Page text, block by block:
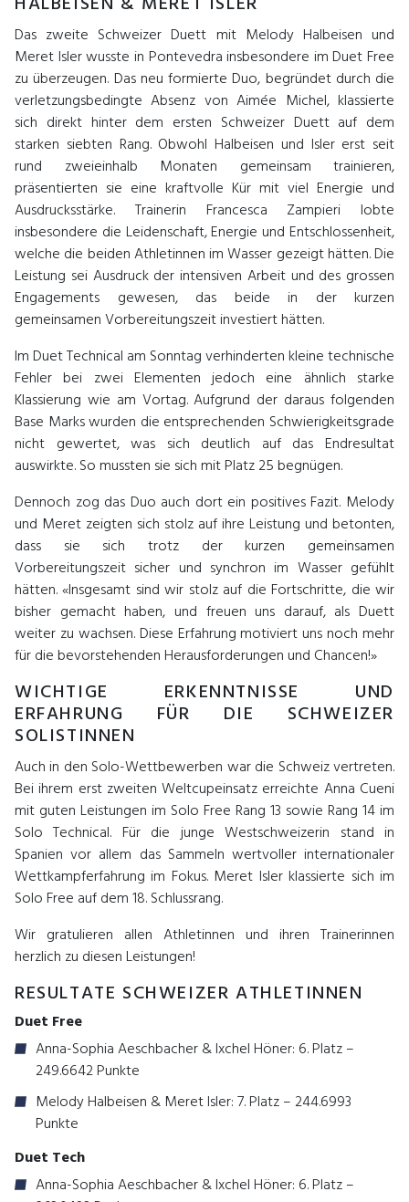
Das zweite Schweizer Duett mit Melody Halbeisen und
Meret Isler wusste in Pontevedra insbesondere im Duet Free
zu überzeugen. Das neu formierte Duo, begründet durch die
verletzungsbedingte Absenz von Aimée Michel, klassierte
sich direkt hinter dem ersten Schweizer Duett auf dem
starken siebten Rang. Obwohl Halbeisen und Isler erst seit
rund zweieinhalb Monaten gemeinsam trainieren,
präsentierten sie eine kraftvolle Kür mit viel Energie und
Ausdrucksstärke. Trainerin Francesca Zampieri lobte
insbesondere die Leidenschaft, Energie und Entschlossenheit,
welche die beiden Athletinnen im Wasser gezeigt hätten. Die
Leistung sei Ausdruck der intensiven Arbeit und des grossen
Engagements gewesen, das beide in der kurzen
gemeinsamen Vorbereitungszeit investiert hätten.
Im Duet Technical am Sonntag verhinderten kleine technische
Fehler bei zwei Elementen jedoch eine ähnlich starke
Klassierung wie am Vortag. Aufgrund der daraus folgenden
Base Marks wurden die entsprechenden Schwierigkeitsgrade
nicht gewertet, was sich deutlich auf das Endresultat
auswirkte. So mussten sie sich mit Platz 25 begnügen.
Dennoch zog das Duo auch dort ein positives Fazit. Melody
und Meret zeigten sich stolz auf ihre Leistung und betonten,
dass sie sich trotz der kurzen gemeinsamen
Vorbereitungszeit sicher und synchron im Wasser gefühlt
hätten. «Insgesamt sind wir stolz auf die Fortschritte, die wir
bisher gemacht haben, und freuen uns darauf, als Duett
weiter zu wachsen. Diese Erfahrung motiviert uns noch mehr
für die bevorstehenden Herausforderungen und Chancen!»
WICHTIGE ERKENNTNISSE UND
ERFAHRUNG FÜR DIE SCHWEIZER
SOLISTINNEN
Auch in den Solo-Wettbewerben war die Schweiz vertreten.
Bei ihrem erst zweiten Weltcupeinsatz erreichte Anna Cueni
mit guten Leistungen im Solo Free Rang 13 sowie Rang 14 im
Solo Technical. Für die junge Westschweizerin stand in
Spanien vor allem das Sammeln wertvoller internationaler
Wettkampferfahrung im Fokus. Meret Isler klassierte sich im
Solo Free auf dem 18. Schlussrang.
Wir gratulieren allen Athletinnen und ihren Trainerinnen
herzlich zu diesen Leistungen!
RESULTATE SCHWEIZER ATHLETINNEN
Duet Free
Anna-Sophia Aeschbacher & Ixchel Höner: 6. Platz –
249.6642 Punkte
Melody Halbeisen & Meret Isler: 7. Platz – 244.6993
Punkte
Duet Tech
Anna-Sophia Aeschbacher & Ixchel Höner: 6. Platz –